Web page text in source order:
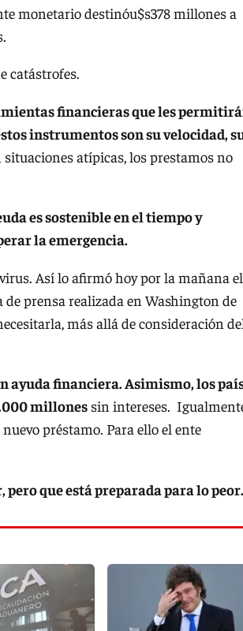
monetario destinóu$s378 millones a
catástrofes.
financieras que les
instrumentos son su velocidad,
atípicas, los prestamos no
es sostenible en el tiempo y
la emergencia.
Así lo afirmó hoy por la mañana el
prensa realizada en Washington de
más allá de consideración
ayuda financiera. Asimismo, los
millones sin intereses.
préstamo. Para ello el ente
pero que está preparada para lo peor.